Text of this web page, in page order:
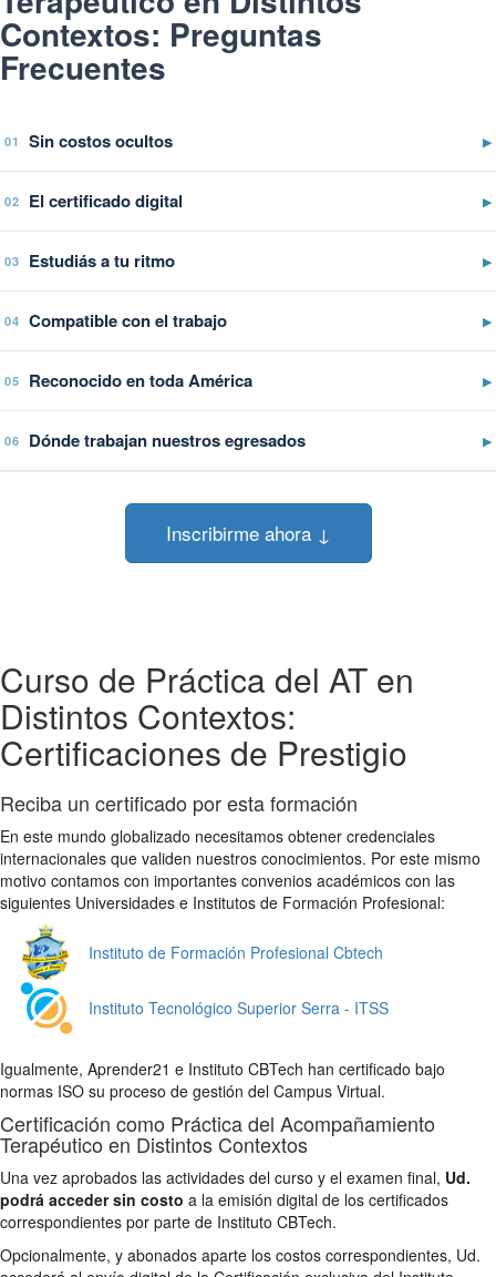
Contextos: Preguntas
Frecuentes
01 Sin costos ocultos ▶
02 El certificado digital ▶
03 Estudiás a tu ritmo ▶
04 Compatible con el trabajo ▶
05 Reconocido en toda América ▶
06 Dónde trabajan nuestros egresados ▶
Inscribirme ahora ↓
Curso de Práctica del AT en
Distintos Contextos:
Certificaciones de Prestigio
Reciba un certificado por esta formación
En este mundo globalizado necesitamos obtener credenciales
internacionales que validen nuestros conocimientos. Por este mismo
motivo contamos con importantes convenios académicos con las
siguientes Universidades e Institutos de Formación Profesional:
Instituto de Formación Profesional Cbtech
Instituto Tecnológico Superior Serra - ITSS
Igualmente, Aprender21 e Instituto CBTech han certificado bajo
normas ISO su proceso de gestión del Campus Virtual.
Certificación como Práctica del Acompañamiento
Terapéutico en Distintos Contextos
Una vez aprobados las actividades del curso y el examen final, Ud.
podrá acceder sin costo a la emisión digital de los certificados
correspondientes por parte de Instituto CBTech.
Opcionalmente, y abonados aparte los costos correspondientes, Ud.